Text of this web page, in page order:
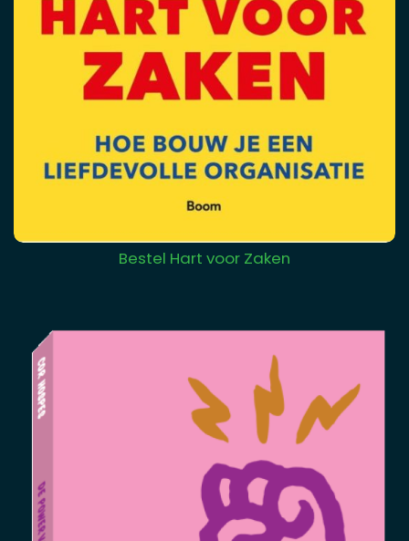
Bestel Hart voor Zaken